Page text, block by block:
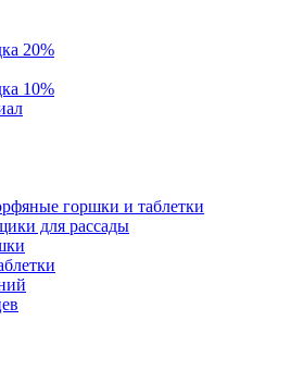
20%
10%
горшки и таблетки
для рассады